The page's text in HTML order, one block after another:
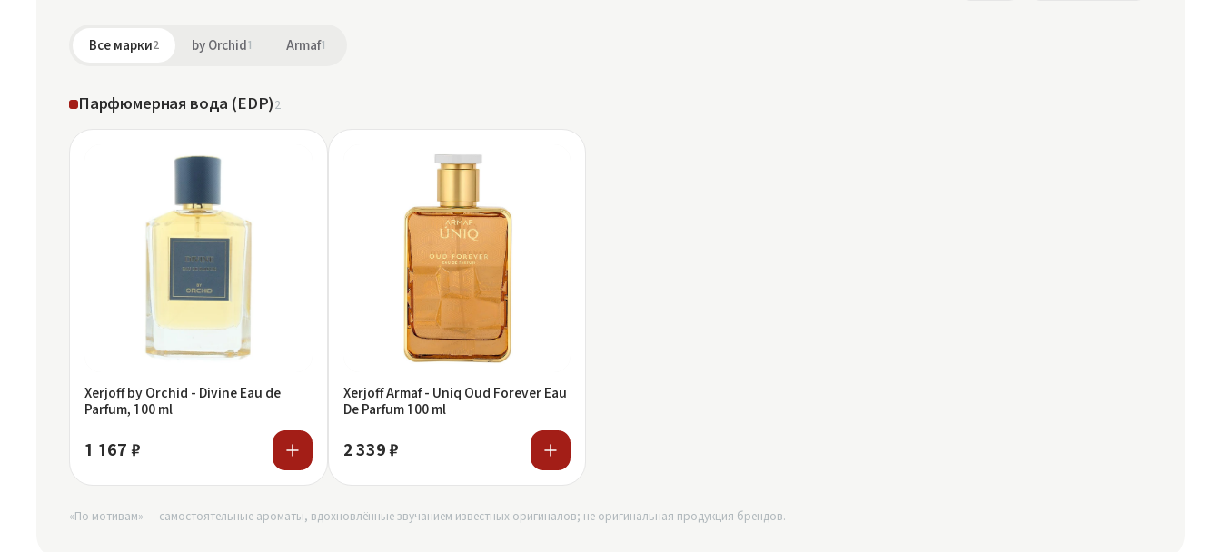
Все марки2 by Orchid 1 Armaf1
Парфюмерная вода (EDP)2
Xerjoff by Orchid - Divine Eau de
Parfum, 100 ml
1 167 ₽
Xerjoff Armaf - Uniq Oud Forever Eau
De Parfum 100 ml
2 339 ₽
«По мотивам» — самостоятельные ароматы, вдохновлённые звучанием известных оригиналов; не оригинальная продукция брендов.